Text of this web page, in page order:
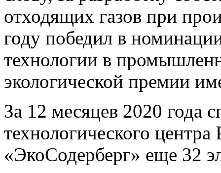
отходящих газов при
году победил в
технологии в
экологической премии
За 12 месяцев 2020 года
технологического
«ЭкоСодерберг» еще 32